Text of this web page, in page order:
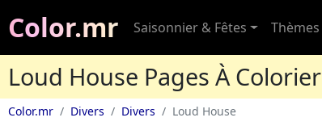
Color.mr Saisonnier & Fêtes Thèmes
Loud House Pages À Colorier
Color.mr Divers Divers Loud House